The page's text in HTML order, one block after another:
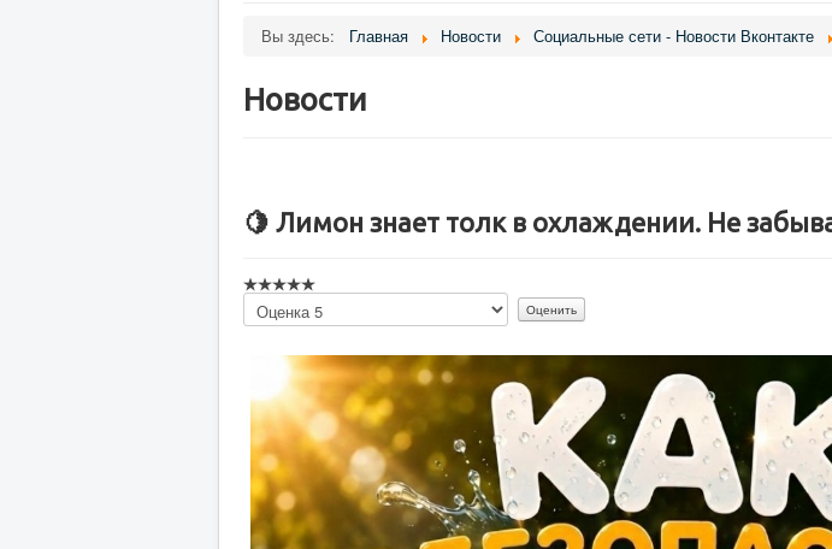
Вы здесь: Главная Новости Социальные сети - Новости Вконтакте
Новости
🍋 Лимон знает толк в охлаждении. Не
Пожалуйста,
оцените